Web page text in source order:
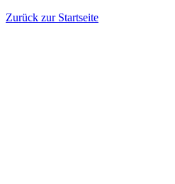
Zurück zur Startseite